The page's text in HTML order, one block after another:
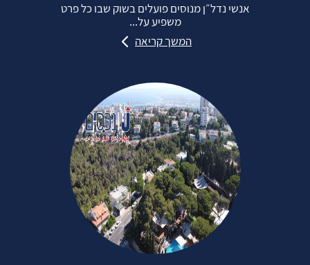
אנשי נדל״ן מנוסים פועלים בשוק שבו כל פרט
משפיע על...
המשך קריאה